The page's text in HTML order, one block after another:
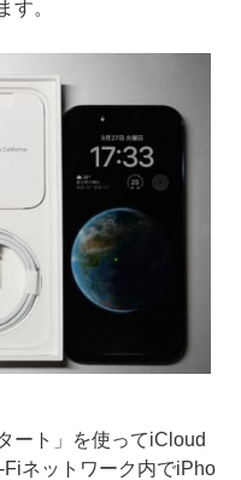
す。
ート 」を使ってiCloud
ネットワーク内でiPho